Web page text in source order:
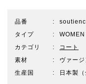
品番
タイプ
WOMEN
カテゴリ
コート
素材
ヴァー
生産国
日本製（